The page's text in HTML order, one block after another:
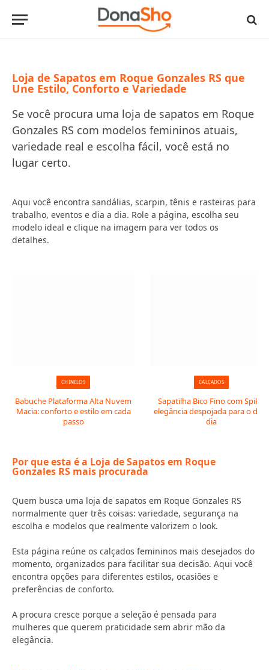
Loja de Sapatos em Roque Gonzales RS que
Une Estilo, Conforto e Variedade
Se você procura uma loja de sapatos em Roque
Gonzales RS com modelos femininos atuais,
variedade real e escolha fácil, você está no
lugar certo.
Aqui você encontra sandálias, scarpin, tênis e rasteiras para
trabalho, eventos e dia a dia. Role a página, escolha seu
modelo ideal e clique na imagem para ver todos os
detalhes.
CHINELOS
Babuche Plataforma Alta Nuvem
Macia: conforto e estilo em cada
passo
CALÇADOS
Sapatilha Bico Fino com Spike:
elegância despojada para o dia a
dia
Por que esta é a Loja de Sapatos em Roque
Gonzales RS mais procurada
Quem busca uma loja de sapatos em Roque Gonzales RS
normalmente quer três coisas: variedade, segurança na
escolha e modelos que realmente valorizem o look.
Esta página reúne os calçados femininos mais desejados do
momento, organizados para facilitar sua decisão. Aqui você
encontra opções para diferentes estilos, ocasiões e
preferências de conforto.
A procura cresce porque a seleção é pensada para
mulheres que querem praticidade sem abrir mão da
elegância.